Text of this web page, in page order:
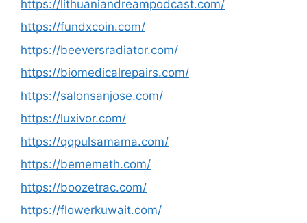
https://lithuaniandreampodcast.com/
https://fundxcoin.com/
https://beeversradiator.com/
https://biomedicalrepairs.com/
https://salonsanjose.com/
https://luxivor.com/
https://qqpulsamama.com/
https://bememeth.com/
https://boozetrac.com/
https://flowerkuwait.com/